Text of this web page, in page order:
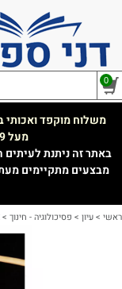
0
משלוח מוקפד ואכותי
מעל 249
באתר זה ניתנת לעיתים
מבצעים מתקיימים
ראשי >עיון > פסיכולוגיה - חינוך >